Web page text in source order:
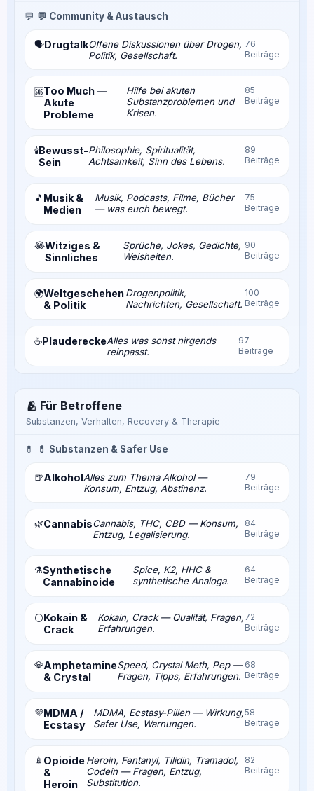
💬 💬 Community & Austausch
🗣️DrugtalkOffene Diskussionen über Drogen,
Politik, Gesellschaft.
76
Beiträge
🆘Too Much —
Akute
Probleme
Hilfe bei akuten
Substanzproblemen und
Krisen.
85
Beiträge
🕯️Bewusst-
Sein
Philosophie, Spiritualität,
Achtsamkeit, Sinn des Lebens.
89
Beiträge
🎵 Musik &
Medien
Musik, Podcasts, Filme, Bücher
— was euch bewegt.
75
Beiträge
😂Witziges &
Sinnliches
Sprüche, Jokes, Gedichte,
Weisheiten.
90
Beiträge
🌍Weltgeschehen
& Politik
Drogenpolitik,
Nachrichten, Gesellschaft.
100
Beiträge
☕PlaudereckeAlles was sonst nirgends
reinpasst.
97
Beiträge
🫂 Für Betroffene
Substanzen, Verhalten, Recovery & Therapie
💊 💊 Substanzen & Safer Use
🍺AlkoholAlles zum Thema Alkohol —
Konsum, Entzug, Abstinenz.
79
Beiträge
🌿CannabisCannabis, THC, CBD — Konsum,
Entzug, Legalisierung.
84
Beiträge
⚗️Synthetische
Cannabinoide
Spice, K2, HHC &
synthetische Analoga.
64
Beiträge
⚪Kokain &
Crack
Kokain, Crack — Qualität, Fragen,
Erfahrungen.
72
Beiträge
💎Amphetamine
& Crystal
Speed, Crystal Meth, Pep —
Fragen, Tipps, Erfahrungen.
68
Beiträge
💜MDMA /
Ecstasy
MDMA, Ecstasy-Pillen — Wirkung,
Safer Use, Warnungen.
58
Beiträge
💉 Opioide
&
Heroin
Heroin, Fentanyl, Tilidin, Tramadol,
Codein — Fragen, Entzug,
Substitution.
82
Beiträge